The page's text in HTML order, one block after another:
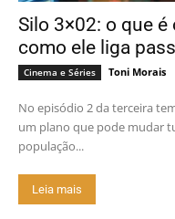
Silo 3×02: o que é
como ele liga
Cinema e Séries Toni Morais
No episódio 2 da terceira
um plano que pode mudar
população...
Leia mais